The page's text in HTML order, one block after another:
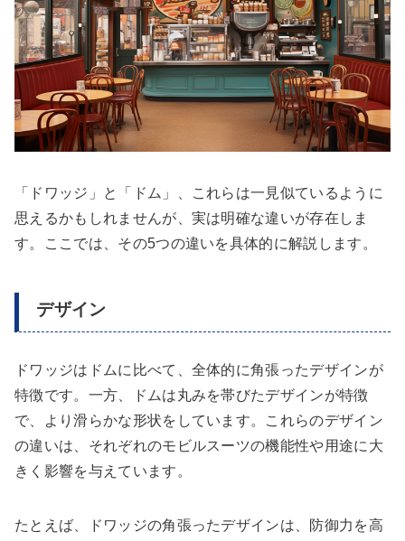
「ドワッジ」と「ドム」、これらは一見似ているように
思えるかもしれませんが、実は明確な違いが存在しま
す。ここでは、その5つの違いを具体的に解説します。
デザイン
ドワッジはドムに比べて、全体的に角張ったデザインが
特徴です。一方、ドムは丸みを帯びたデザインが特徴
で、より滑らかな形状をしています。これらのデザイン
の違いは、それぞれのモビルスーツの機能性や用途に大
きく影響を与えています。
たとえば、ドワッジの角張ったデザインは、防御力を高